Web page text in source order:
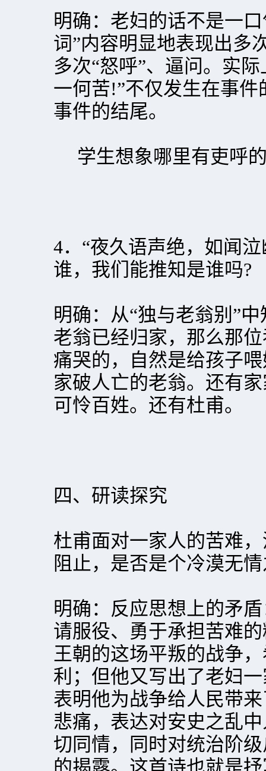
明确：老妇的话不是一
词”内容明显地表现出多
多次“怒呼”、逼问。实
一何苦!”不仅发生在事
事件的结尾。
学生想象哪里有吏呼
4．“夜久语声绝，如闻
谁，我们能推知是谁吗?
明确：从“独与老翁别”
老翁已经归家，那么那
痛哭的，自然是给孩子
家破人亡的老翁。还有
可怜百姓。还有杜甫。
四、研读探究
杜甫面对一家人的苦难
阻止，是否是个冷漠无
明确：反应思想上的矛
请服役、勇于承担苦难
王朝的这场平叛的战争
利；但他又写出了老妇
表明他为战争给人民带
悲痛，表达对安史之乱
切同情，同时对统治阶